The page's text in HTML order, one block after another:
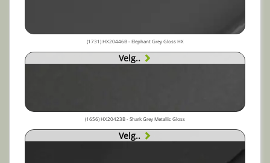
(1731) HX20446B - Elephant Grey Gloss HX
Velg..
(1656) HX20423B - Shark Grey Metallic Gloss
Velg..